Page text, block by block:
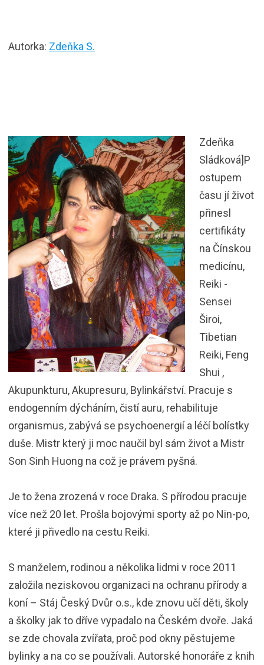
Autorka: Zdeňka S.
Zdeňka
Sládková]P
ostupem
času jí život
přinesl
certifikáty
na Čínskou
medicínu,
Reiki -
Sensei
Široi,
Tibetian
Reiki, Feng
Shui ,
Akupunkturu, Akupresuru, Bylinkářství. Pracuje s
endogenním dýcháním, čistí auru, rehabilituje
organismus, zabývá se psychoenergií a léčí bolístky
duše. Mistr který ji moc naučil byl sám život a Mistr
Son Sinh Huong na což je právem pyšná.
Je to žena zrozená v roce Draka. S přírodou pracuje
více než 20 let. Prošla bojovými sporty až po Nin-po,
které ji přivedlo na cestu Reiki.
S manželem, rodinou a několika lidmi v roce 2011
založila neziskovou organizaci na ochranu přírody a
koní – Stáj Český Dvůr o.s., kde znovu učí děti, školy
a školky jak to dříve vypadalo na Českém dvoře. Jaká
se zde chovala zvířata, proč pod okny pěstujeme
bylinky a na co se používali. Autorské honoráře z knih